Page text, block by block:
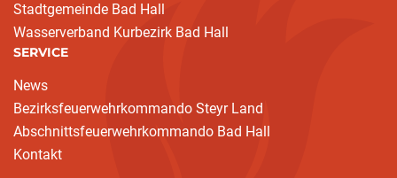
Stadtgemeinde Bad Hall
Wasserverband Kurbezirk Bad Hall
SERVICE
News
Bezirksfeuerwehrkommando Steyr Land
Abschnittsfeuerwehrkommando Bad Hall
Kontakt